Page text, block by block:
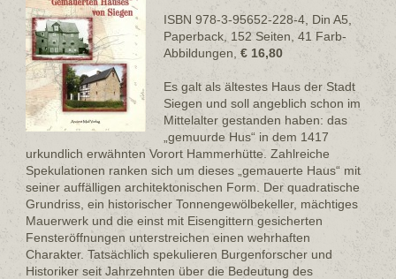
ISBN 978-3-95652-228-4, Din A5,
Paperback, 152 Seiten, 41 Farb-
Abbildungen, € 16,80
Es galt als ältestes Haus der Stadt
Siegen und soll angeblich schon im
Mittelalter gestanden haben: das
„gemuurde Hus“ in dem 1417
urkundlich erwähnten Vorort Hammerhütte. Zahlreiche
Spekulationen ranken sich um dieses „gemauerte Haus“ mit
seiner auffälligen architektonischen Form. Der quadratische
Grundriss, ein historischer Tonnengewölbekeller, mächtiges
Mauerwerk und die einst mit Eisengittern gesicherten
Fensteröffnungen unterstreichen einen wehrhaften
Charakter. Tatsächlich spekulieren Burgenforscher und
Historiker seit Jahrzehnten über die Bedeutung des